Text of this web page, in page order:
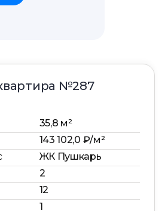
№287
35,8 м²
143 102,0 ₽/м²
ЖК Пушкарь
2
12
1